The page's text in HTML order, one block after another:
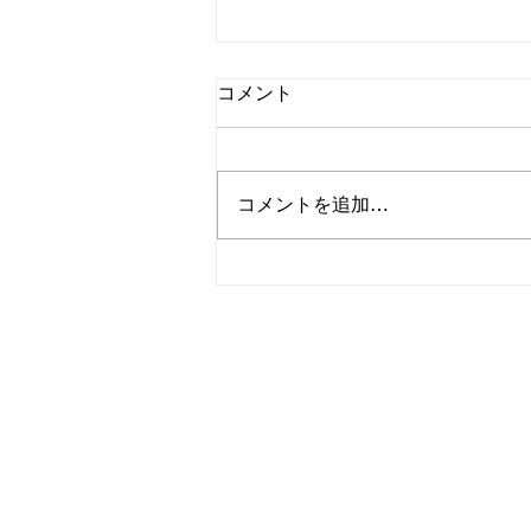
除草作業☀️
コメント
コメントを追加…